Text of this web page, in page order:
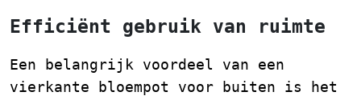
Efficiënt gebruik van ruimte
Een belangrijk voordeel van een
vierkante bloempot voor buiten is het